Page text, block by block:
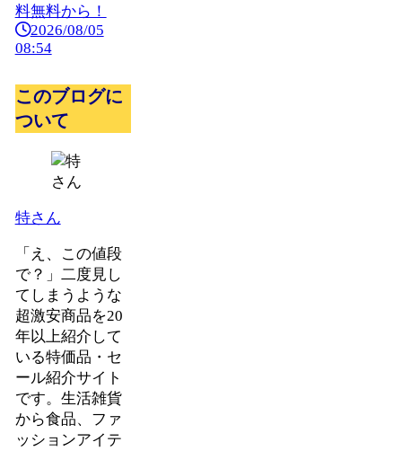
料無料から！
2026/08/05
08:54
このブログに
ついて
特さん
「え、この値段
で？」二度見し
てしまうような
超激安商品を20
年以上紹介して
いる特価品・セ
ール紹介サイト
です。生活雑貨
から食品、ファ
ッションアイテ